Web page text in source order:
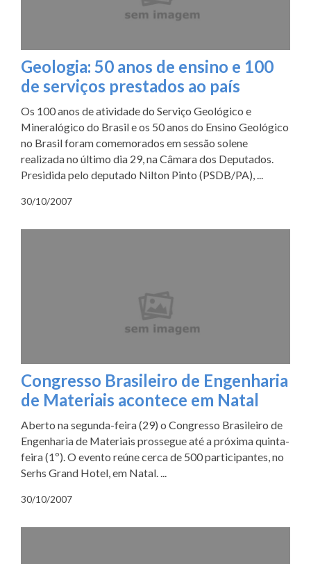
Geologia: 50 anos de ensino e 100
de serviços prestados ao país
Os 100 anos de atividade do Serviço Geológico e
Mineralógico do Brasil e os 50 anos do Ensino Geológico
no Brasil foram comemorados em sessão solene
realizada no último dia 29, na Câmara dos Deputados.
Presidida pelo deputado Nilton Pinto (PSDB/PA), ...
30/10/2007
Congresso Brasileiro de Engenharia
de Materiais acontece em Natal
Aberto na segunda-feira (29) o Congresso Brasileiro de
Engenharia de Materiais prossegue até a próxima quinta-
feira (1º). O evento reúne cerca de 500 participantes, no
Serhs Grand Hotel, em Natal. ...
30/10/2007